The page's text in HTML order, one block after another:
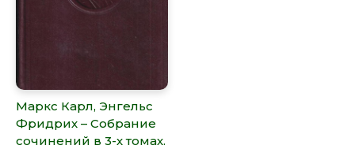
Маркс Карл, Энгельс
Фридрих – Собрание
сочинений в 3-х томах.